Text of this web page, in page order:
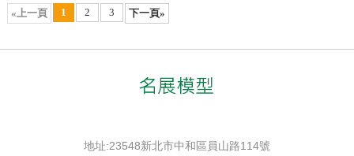
TBX-04 透明
熔岩橘(不挑
«上一頁 1 2 3 下一頁»
地址:23548新北市中和區員山路114號